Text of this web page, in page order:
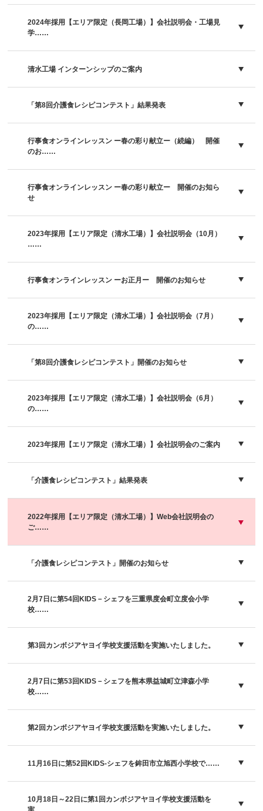
2024年採用【エリア限定（長岡工場）】会社説明会・工場見
学……
清水工場 インターンシップのご案内
「第8回介護食レシピコンテスト」結果発表
行事食オンラインレッスン ー春の彩り献立ー（続編） 開催
のお……
行事食オンラインレッスン ー春の彩り献立ー 開催のお知ら
せ
2023年採用【エリア限定（清水工場）】会社説明会（10月）
……
行事食オンラインレッスン ーお正月ー 開催のお知らせ
2023年採用【エリア限定（清水工場）】会社説明会（7月）
の……
「第8回介護食レシピコンテスト」開催のお知らせ
2023年採用【エリア限定（清水工場）】会社説明会（6月）
の……
2023年採用【エリア限定（清水工場）】会社説明会のご案内
「介護食レシピコンテスト」結果発表
2022年採用【エリア限定（清水工場）】Web会社説明会の
ご……
「介護食レシピコンテスト」開催のお知らせ
2月7日に第54回KIDS－シェフを三重県度会町立度会小学
校……
第3回カンボジアヤヨイ学校支援活動を実施いたしました。
2月7日に第53回KIDS－シェフを熊本県益城町立津森小学
校……
第2回カンボジアヤヨイ学校支援活動を実施いたしました。
11月16日に第52回KIDS-シェフを鉾田市立旭西小学校で……
10月18日～22日に第1回カンボジアヤヨイ学校支援活動を